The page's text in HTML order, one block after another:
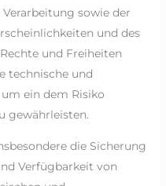
sowie der
und des
und Freiheiten
technische und
ein dem Risiko
gewährleisten.
die Sicherung
Verfügbarkeit von